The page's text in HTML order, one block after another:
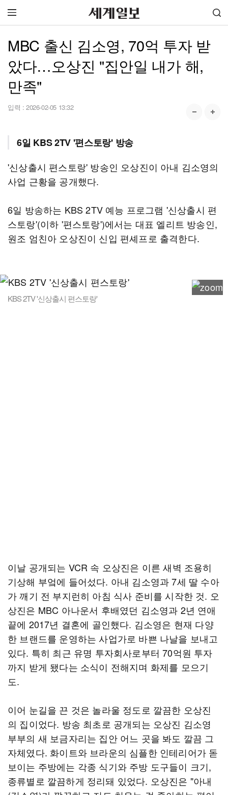
MBC 출신 김소영, 70억 투자 받
았다…오상진 "집안일 내가 해,
만족"
입력 : 2026-02-05 13:32
6일 KBS 2TV '편스토랑' 방송
'신상출시 편스토랑' 방송인 오상진이 아내 김소영의
사업 근황을 공개했다.
6일 방송하는 KBS 2TV 예능 프로그램 '신상출시 편
스토랑'(이하 '편스토랑')에서는 대표 엘리트 방송인,
원조 엄친아 오상진이 신입 편셰프로 출격한다.
KBS 2TV '신상출시 편스토랑'
이날 공개되는 VCR 속 오상진은 이른 새벽 조용히
기상해 부엌에 들어섰다. 아내 김소영과 7세 딸 수아
가 깨기 전 부지런히 아침 식사 준비를 시작한 것. 오
상진은 MBC 아나운서 후배였던 김소영과 2년 연애
끝에 2017년 결혼에 골인했다. 김소영은 현재 다양
한 브랜드를 운영하는 사업가로 바쁜 나날을 보내고
있다. 특히 최근 유명 투자회사로부터 70억원 투자
까지 받게 됐다는 소식이 전해지며 화제를 모으기
도.
이어 눈길을 끈 것은 놀라울 정도로 깔끔한 오상진
의 집이었다. 방송 최초로 공개되는 오상진 김소영
부부의 새 보금자리는 집안 어느 곳을 봐도 깔끔 그
자체였다. 화이트와 브라운의 심플한 인테리어가 돋
보이는 주방에는 각종 식기와 주방 도구들이 크기,
종류별로 깔끔하게 정리돼 있었다. 오상진은 "아내